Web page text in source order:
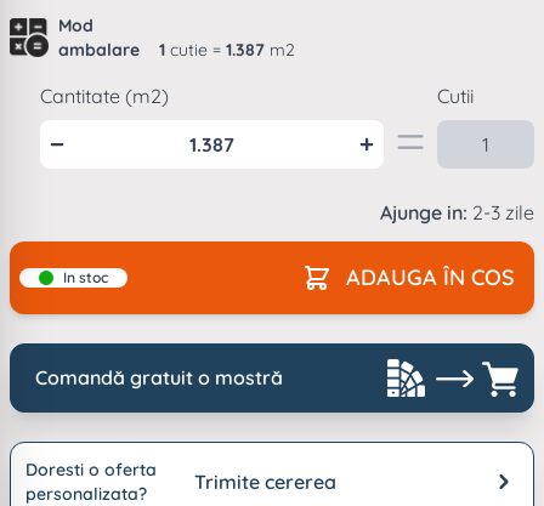
Mod
ambalare
1 cutie = 1.387 m2
Cantitate (m2) Cutii
Ajunge in: 2-3 zile
In stoc ADAUGA ÎN COS
Comandă gratuit o mostră
Doresti o oferta
personalizata?
Trimite cererea